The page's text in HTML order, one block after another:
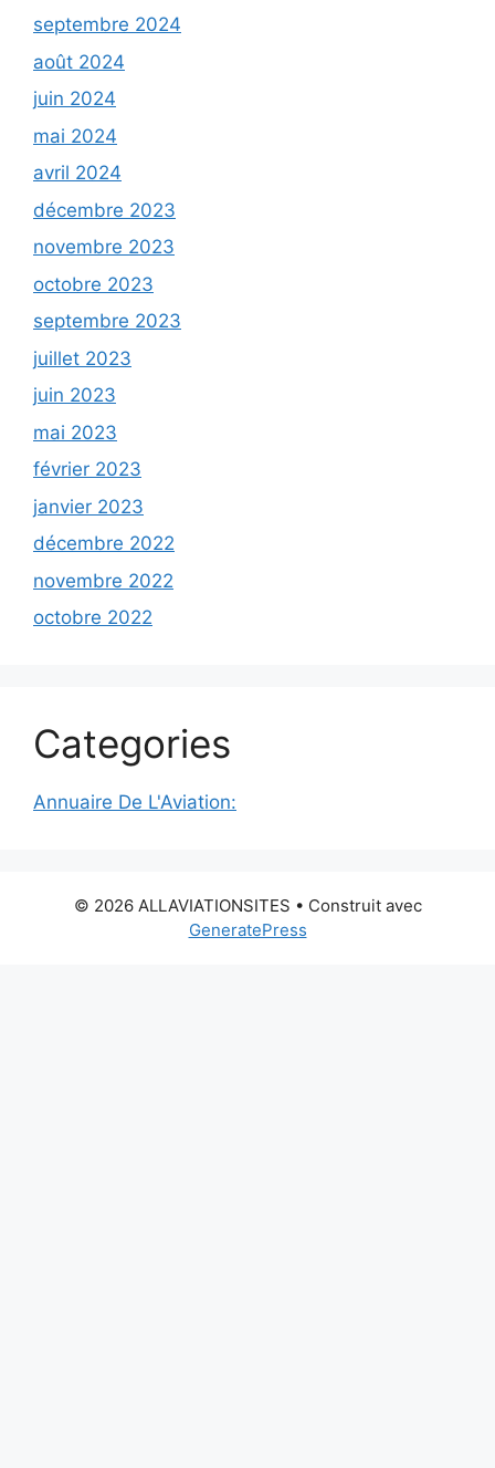
septembre 2024
août 2024
juin 2024
mai 2024
avril 2024
décembre 2023
novembre 2023
octobre 2023
septembre 2023
juillet 2023
juin 2023
mai 2023
février 2023
janvier 2023
décembre 2022
novembre 2022
octobre 2022
Categories
Annuaire De L'Aviation:
© 2026 ALLAVIATIONSITES • Construit avec
GeneratePress